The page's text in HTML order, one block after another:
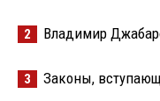
2 Владимир
3 Законы,